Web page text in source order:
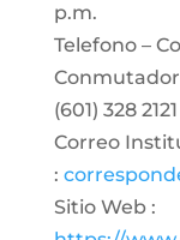
p.m.
Telefono –
Conmutador
(601) 328 2121
Correo
:
Sitio Web :